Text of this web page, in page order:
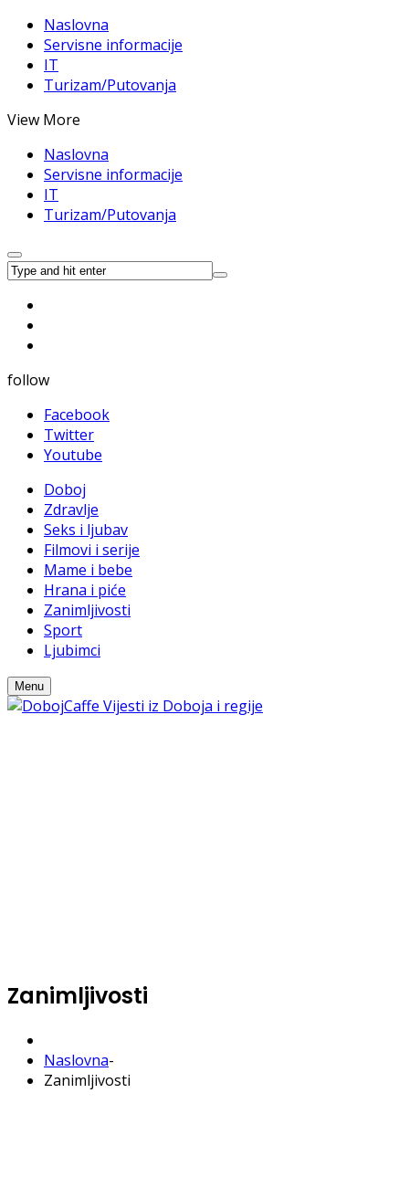
Naslovna
Servisne informacije
IT
Turizam/Putovanja
View More
Naslovna
Servisne informacije
IT
Turizam/Putovanja
follow
Facebook
Twitter
Youtube
Doboj
Zdravlje
Seks i ljubav
Filmovi i serije
Mame i bebe
Hrana i piće
Zanimljivosti
Sport
Ljubimci
Menu
Zanimljivosti
Naslovna-
Zanimljivosti